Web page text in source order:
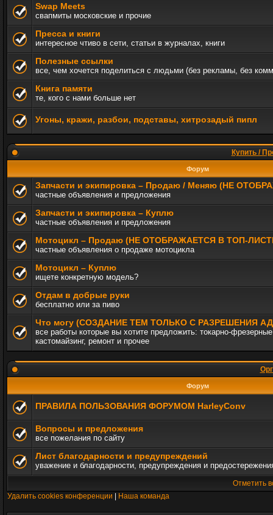
Swap Meets
свапмиты московские и прочие
Пресса и книги
интересное чтиво в сети, статьи в журналах, книги
Полезные ссылки
все, чем хочется поделиться с людьми (без рекламы, без
Книга памяти
те, кого с нами больше нет
Угоны, кражи, разбои, подставы, хитрозадый пипл
Купить /
Форум
Запчасти и экипировка – Продаю / Меняю (НЕ
частные объявления и предложения
Запчасти и экипировка – Куплю
частные объявления и предложения
Мотоцикл – Продаю (НЕ ОТОБРАЖАЕТСЯ В ТОП-
частные объявления о продаже мотоцикла
Мотоцикл – Куплю
ищете конкретную модель?
Отдам в добрые руки
бесплатно или за пиво
Что могу (СОЗДАНИЕ ТЕМ ТОЛЬКО С РАЗРЕШЕНИЯ
все работы которые вы хотите предложить: токарно-
кастомайзинг, ремонт и прочее
Форум
ПРАВИЛА ПОЛЬЗОВАНИЯ ФОРУМОМ HarleyConv
Вопросы и предложения
все пожелания по сайту
Лист благодарности и предупреждений
уважение и благодарности, предупреждения и
Отметить
Удалить cookies конференции
Наша команда